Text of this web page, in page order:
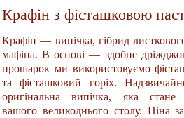
Крафін з фісташковою
Крафін — випічка, гібрид
мафіна. В основі — здобне
прошарок ми використовуємо
та фісташковий горіх.
оригінальна випічка, яка стане
вашого великоднього столу. Ціна